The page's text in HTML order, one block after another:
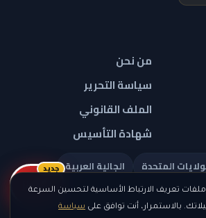
تعريف الارتباط الأساسية لتحسين السرعة
بالاستمرار، أنت توافق على سياسة
من نحن
سياسة التحرير
الملف القانوني
شهادة التأسيس
المتحدة
الجالية العربية
ريلز
جديد